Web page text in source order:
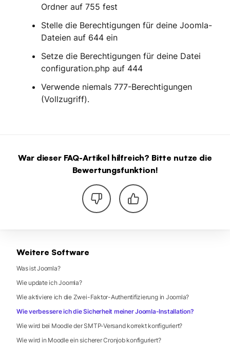
Ordner auf 755 fest
Stelle die Berechtigungen für deine Joomla-
Dateien auf 644 ein
Setze die Berechtigungen für deine Datei
configuration.php auf 444
Verwende niemals 777-Berechtigungen
(Vollzugriff).
War dieser FAQ-Artikel hilfreich? Bitte nutze die
Bewertungsfunktion!
Weitere Software
Was ist Joomla?
Wie update ich Joomla?
Wie aktiviere ich die Zwei-Faktor-Authentifizierung in Joomla?
Wie verbessere ich die Sicherheit meiner Joomla-Installation?
Wie wird bei Moodle der SMTP-Versand korrekt konfiguriert?
Wie wird in Moodle ein sicherer Cronjob konfiguriert?